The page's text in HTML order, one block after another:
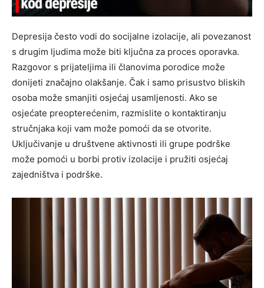
Depresija često vodi do socijalne izolacije, ali povezanost
s drugim ljudima može biti ključna za proces oporavka.
Razgovor s prijateljima ili članovima porodice može
donijeti značajno olakšanje. Čak i samo prisustvo bliskih
osoba može smanjiti osjećaj usamljenosti. Ako se
osjećate preopterećenim, razmislite o kontaktiranju
stručnjaka koji vam može pomoći da se otvorite.
Uključivanje u društvene aktivnosti ili grupe podrške
može pomoći u borbi protiv izolacije i pružiti osjećaj
zajedništva i podrške.